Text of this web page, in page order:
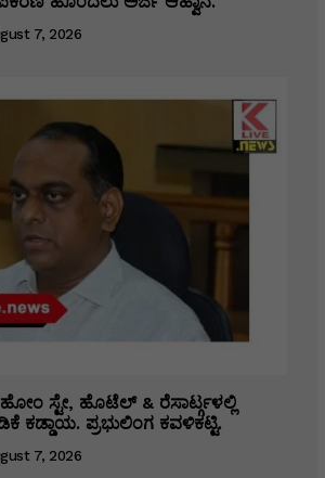
7, 2026
ಸ್ಟೇ, ಹೊಟೆಲ್ & ರೆಸಾರ್ಟ್ಗಳಲ್ಲಿ
ಕಡ್ಡಾಯ. ಪ್ರಭುಲಿಂಗ ಕವಳಿಕಟ್ಟಿ.
7, 2026